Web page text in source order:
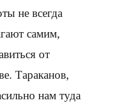
не всегда
самим,
от
Тараканов,
нам туда